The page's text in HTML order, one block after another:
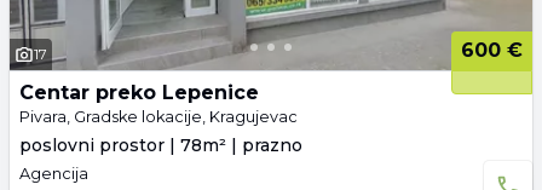
17
600 €
Centar preko Lepenice
Pivara, Gradske lokacije, Kragujevac
poslovni prostor | 78m² | prazno
Agencija